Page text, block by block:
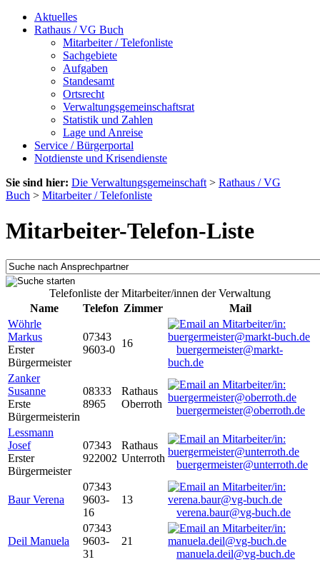
Aktuelles
Rathaus / VG Buch
Mitarbeiter / Telefonliste
Sachgebiete
Aufgaben
Standesamt
Ortsrecht
Verwaltungsgemeinschaftsrat
Statistik und Zahlen
Lage und Anreise
Service / Bürgerportal
Notdienste und Krisendienste
Sie sind hier: Die Verwaltungsgemeinschaft > Rathaus / VG
Buch > Mitarbeiter / Telefonliste
Mitarbeiter-Telefon-Liste
Telefonliste der Mitarbeiter/innen der Verwaltung
Name
Telefon Zimmer
Mail
Wöhrle
Markus
Erster
Bürgermeister
07343
9603-0
16
buergermeister@markt-
buch.de
Zanker
Susanne
Erste
Bürgermeisterin
08333
8965
Rathaus
Oberroth
buergermeister@oberroth.de
Lessmann
Josef
Erster
Bürgermeister
07343
922002
Rathaus
Unterroth
buergermeister@unterroth.de
Baur Verena
07343
9603-
16
13
verena.baur@vg-buch.de
Deil Manuela
07343
9603-
31
21
manuela.deil@vg-buch.de